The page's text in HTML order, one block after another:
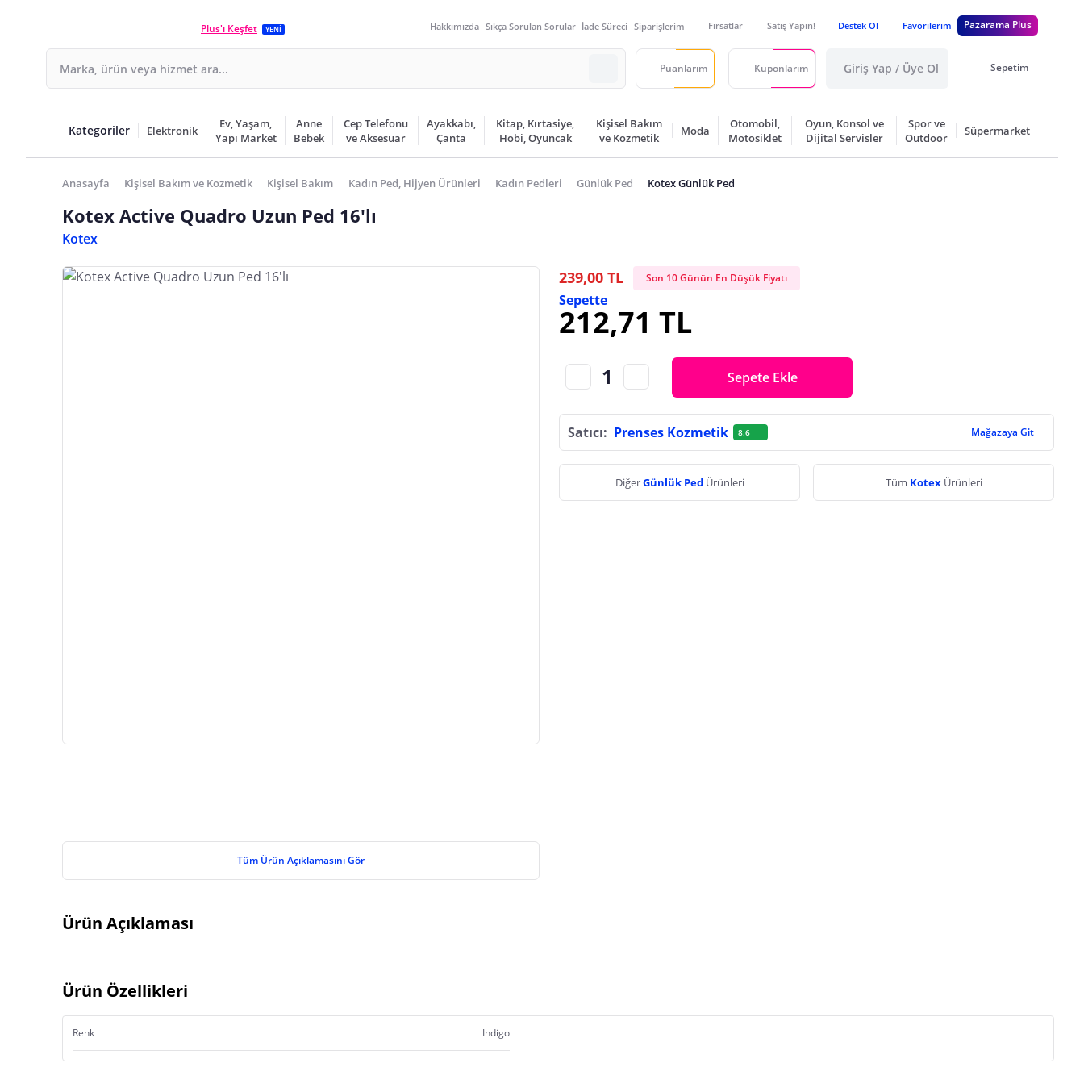
Plus'ı Keşfet YENİ Hakkımızda Sıkça Sorulan Sorular İade Süreci Siparişlerim Fırsatlar Satış Yapın! Destek Ol Favorilerim Pazarama Plus
Puanlarım Kuponlarım Giriş Yap / Üye Ol Sepetim
Kategoriler Elektronik
Ev, Yaşam,
Yapı Market
Anne
Bebek
Cep Telefonu
ve Aksesuar
Ayakkabı,
Çanta
Kitap, Kırtasiye,
Hobi, Oyuncak
Kişisel Bakım
ve Kozmetik
Moda
Otomobil,
Motosiklet
Oyun, Konsol ve
Dijital Servisler
Spor ve
Outdoor
Süpermarket
Anasayfa Kişisel Bakım ve Kozmetik Kişisel Bakım Kadın Ped, Hijyen Ürünleri Kadın Pedleri Günlük Ped Kotex Günlük Ped
Kotex Active Quadro Uzun Ped 16'lı
Kotex
Tüm Ürün Açıklamasını Gör
239,00 TL Son 10 Günün En Düşük Fiyatı
Sepette
212,71 TL
Sepete Ekle
Satıcı: Prenses Kozmetik 8.6 Mağazaya Git
DiğerGünlük Ped Ürünleri Tüm Kotex Ürünleri
Ürün Açıklaması
Ürün Özellikleri
Renk İndigo